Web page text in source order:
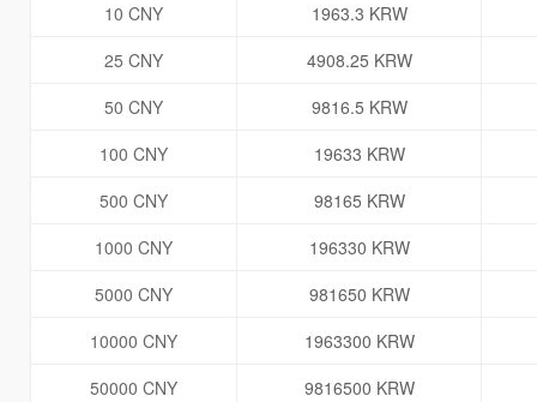
10 CNY
1963.3 KRW
25 CNY
4908.25 KRW
50 CNY
9816.5 KRW
100 CNY
19633 KRW
500 CNY
98165 KRW
1000 CNY
196330 KRW
5000 CNY
981650 KRW
10000 CNY
1963300 KRW
50000 CNY
9816500 KRW